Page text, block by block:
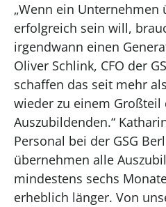
„Wenn ein Unternehmen
erfolgreich sein will,
irgendwann einen
Oliver Schlink, CFO der
schaffen das seit mehr
wieder zu einem
Auszubildenden.“
Personal bei der GSG
übernehmen alle
mindestens sechs
erheblich länger. Von